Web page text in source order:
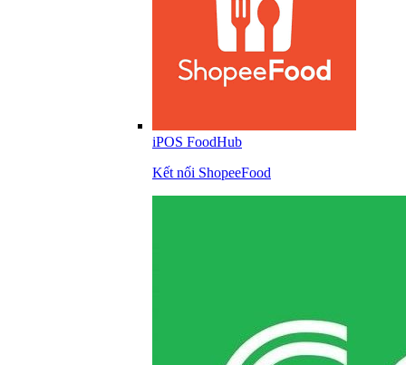
iPOS FoodHub
Kết nối ShopeeFood